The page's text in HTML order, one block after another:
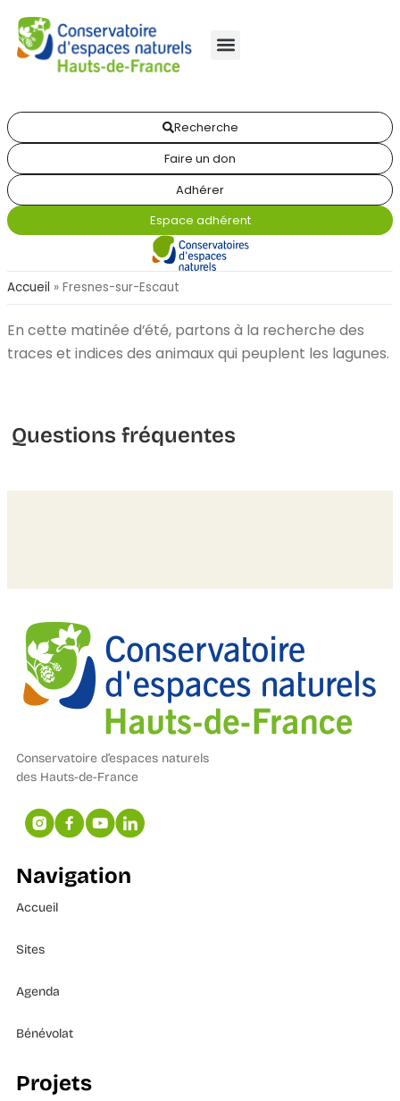
Recherche
Faire un don
Adhérer
Espace adhérent
Accueil » Fresnes-sur-Escaut
En cette matinée d’été, partons à la recherche des
traces et indices des animaux qui peuplent les lagunes.
Questions fréquentes
Conservatoire d’espaces naturels
des Hauts-de-France
Navigation
Accueil
Sites
Agenda
Bénévolat
Projets